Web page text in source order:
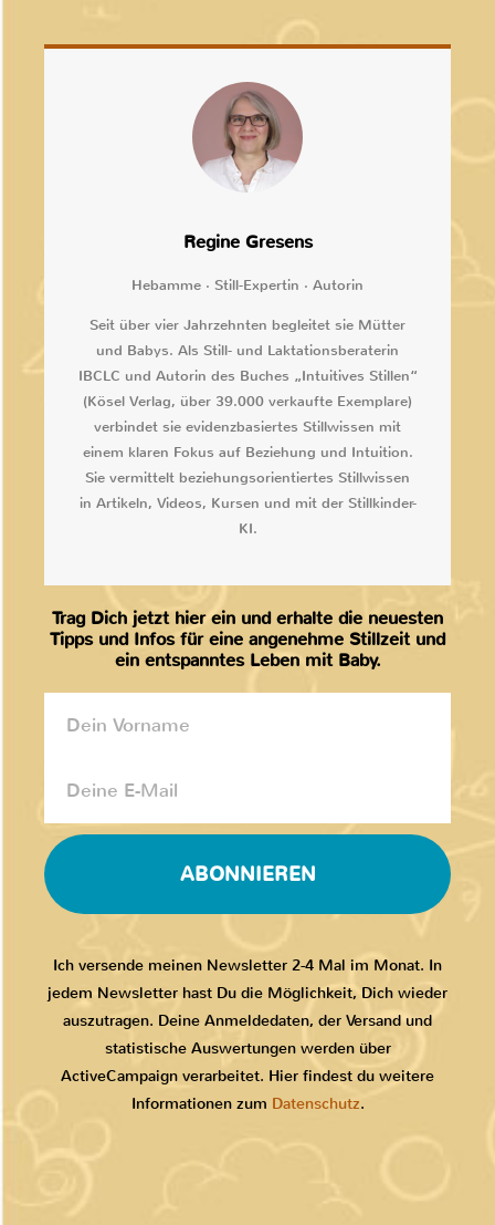
Regine Gresens
Hebamme · Still-Expertin · Autorin
Seit über vier Jahrzehnten begleitet sie Mütter
und Babys. Als Still- und Laktationsberaterin
IBCLC und Autorin des Buches „Intuitives Stillen“
(Kösel Verlag, über 39.000 verkaufte Exemplare)
verbindet sie evidenzbasiertes Stillwissen mit
einem klaren Fokus auf Beziehung und Intuition.
Sie vermittelt beziehungsorientiertes Stillwissen
in Artikeln, Videos, Kursen und mit der Stillkinder-
KI.
Trag Dich jetzt hier ein und erhalte die neuesten
Tipps und Infos für eine angenehme Stillzeit und
ein entspanntes Leben mit Baby.
ABONNIEREN
Ich versende meinen Newsletter 2-4 Mal im Monat. In
jedem Newsletter hast Du die Möglichkeit, Dich wieder
auszutragen. Deine Anmeldedaten, der Versand und
statistische Auswertungen werden über
ActiveCampaign verarbeitet. Hier findest du weitere
Informationen zum Datenschutz.